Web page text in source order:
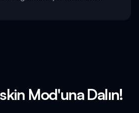
Mod'una Dalın!